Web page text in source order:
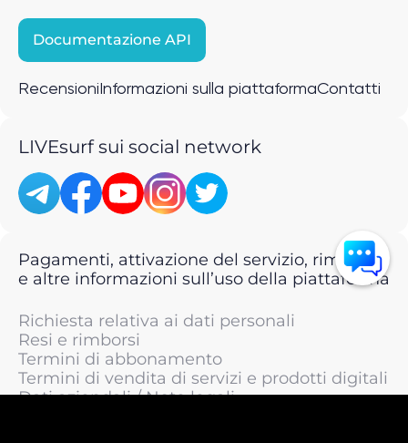
Documentazione API
Recensioni Informazioni sulla piattaformaContatti
LIVEsurf sui social network
Pagamenti, attivazione del servizio, rimborsi
e altre informazioni sull’uso della piattaforma
Richiesta relativa ai dati personali
Resi e rimborsi
Termini di abbonamento
Termini di vendita di servizi e prodotti digitali
Dati aziendali / Note legali